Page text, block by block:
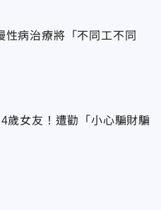
性病治療將「不同工不同
歲女友！遭勸「小心騙財騙